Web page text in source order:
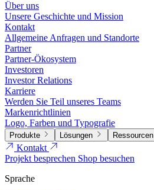
Über uns
Unsere Geschichte und Mission
Kontakt
Allgemeine Anfragen und Standorte
Partner
Partner-Ökosystem
Investoren
Investor Relations
Karriere
Werden Sie Teil unseres Teams
Markenrichtlinien
Logo, Farben und Typografie
Produkte Lösungen Ressourcen
Kontakt
Projekt besprechen Shop besuchen
Sprache